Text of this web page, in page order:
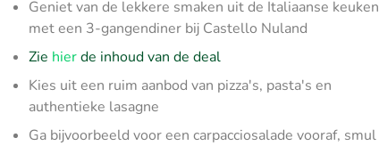
Geniet van de lekkere smaken uit de Italiaanse keuken
met een 3-gangendiner bij Castello Nuland
Zie hierde inhoud van de deal
Kies uit een ruim aanbod van pizza's, pasta's en
authentieke lasagne
Ga bijvoorbeeld voor een carpacciosalade vooraf, smul